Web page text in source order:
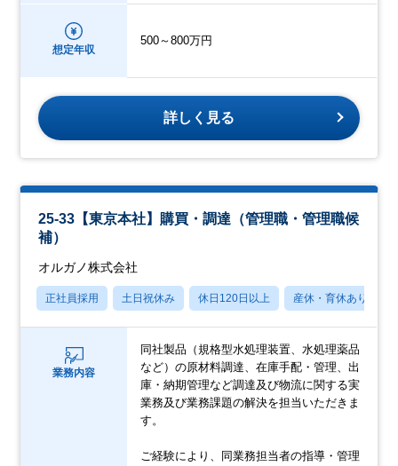
想定年収
500～800万円
詳しく見る
25-33【東京本社】購買・調達（管理職・管理職候
補）
オルガノ株式会社
正社員採用 土日祝休み 休日120日以上 産休・育休あり
業務内容
同社製品（規格型水処理装置、水処理薬品
など）の原材料調達、在庫手配・管理、出
庫・納期管理など調達及び物流に関する実
業務及び業務課題の解決を担当いただきま
す。
ご経験により、同業務担当者の指導・管理